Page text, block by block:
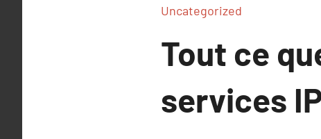
Uncategorized
Tout ce
services